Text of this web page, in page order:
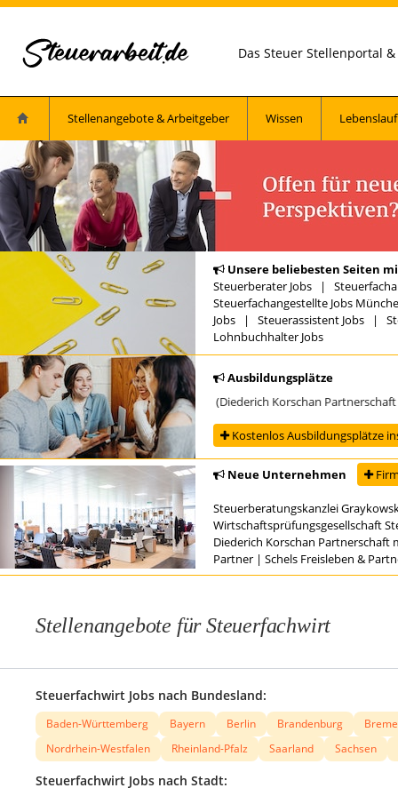
Das Steuer Stellenportal
Stellenangebote & Arbeitgeber Wissen Lebenslauf
Unsere beliebesten Seiten
Steuerberater Jobs |
Steuerfachangestellte Jobs
Jobs | Steuerassistent Jobs |
Lohnbuchhalter Jobs
Ausbildungsplätze
zur/zum Steuerfachangestellten (Diederich Korschan Partnerschaft
Kostenlos Ausbildungsplätze
Neue Unternehmen
Steuerberatungskanzlei
Wirtschaftsprüfungsgesellschaft
Diederich Korschan Partnerschaft
Partner | Schels Freisleben &
Stellenangebote für Steuerfachwirt
Steuerfachwirt Jobs nach Bundesland:
Baden-Württemberg Bayern Berlin Brandenburg
Nordrhein-Westfalen
Rheinland-Pfalz Saarland Sachsen
Steuerfachwirt Jobs nach Stadt: